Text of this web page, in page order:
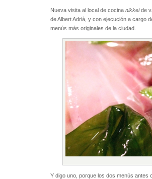
Nueva visita al local de cocina nikkeide
de Albert Adrià, y con ejecución a cargo
menús más originales de la ciudad.
Y digo uno, porque los dos menús antes